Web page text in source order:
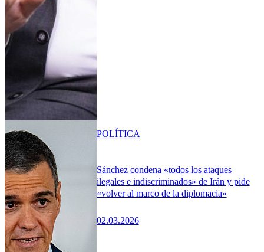
Sánchez condena «todos los ataques
ilegales e indiscriminados» de Irán y pide
«volver al marco de la diplomacia»
02.03.2026
POLÍTICA